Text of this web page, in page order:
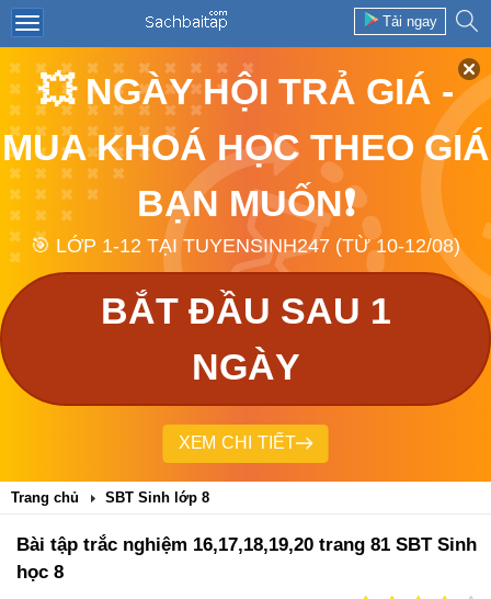
Tải ngay
💥 NGÀY HỘI TRẢ GIÁ -
MUA KHOÁ HỌC THEO GIÁ
BẠN MUỐN❗
🎯 LỚP 1-12 TẠI TUYENSINH247 (TỪ 10-12/08)
BẮT ĐẦU SAU 1
NGÀY
XEM CHI TIẾT
Trang chủ SBT Sinh lớp 8
Bài tập trắc nghiệm 16,17,18,19,20 trang 81 SBT Sinh
học 8